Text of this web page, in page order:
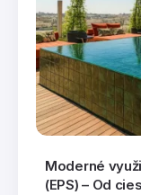
Moderné
(EPS) – Od